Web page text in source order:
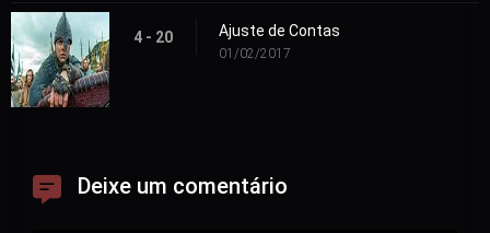
4 - 20 Ajuste de Contas
01/02/2017
Deixe um comentário